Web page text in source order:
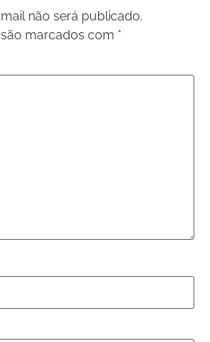
não será publicado.
marcados com *